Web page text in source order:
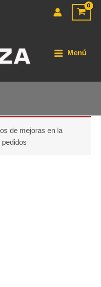
Menú
de mejoras en la